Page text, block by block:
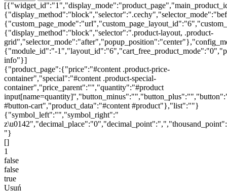
{"display_method":"block","selector":".product-layout, .product-
{"module_id":"-
info"}]
{"product_page":{"price":"#content .product-price-
container","special":"#content .product-special-
container","price_parent":"","quantity":"#product
#button-cart","product_data":"#content #product"},"list":""}
{"symbol_left":"","symbol_right":"
"}
[]
1
false
false
true
Usuń